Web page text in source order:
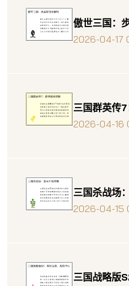
傲世三国：
2026-04-17
三国群英传
2026-04-16
三国杀战场
2026-04-15
三国战略版